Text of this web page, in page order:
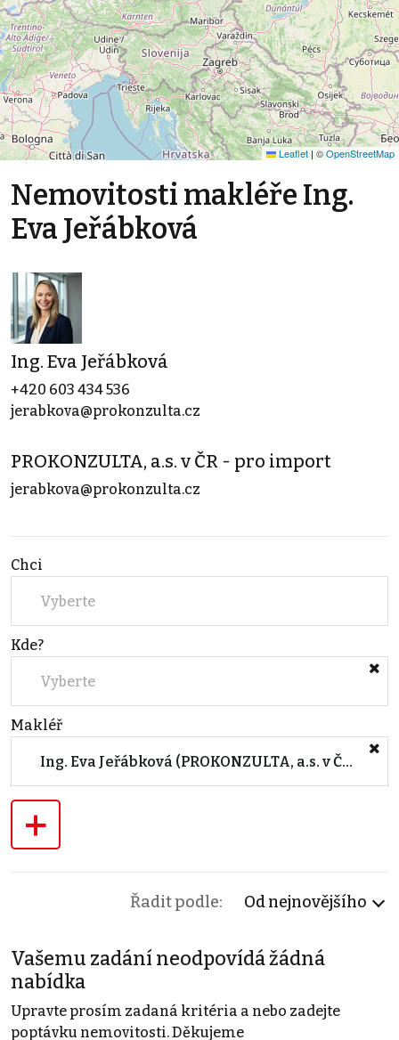
Leaflet | ©OpenStreetMap
Nemovitosti makléře Ing.
Eva Jeřábková
Ing. Eva Jeřábková
+420 603 434 536
jerabkova@prokonzulta.cz
PROKONZULTA, a.s. v ČR - pro import
jerabkova@prokonzulta.cz
Chci
Vyberte
Kde?
Vyberte
Makléř
Ing. Eva Jeřábková (PROKONZULTA, a.s. v ČR - pro import)
+
Řadit podle: Od nejnovějšího
Vašemu zadání neodpovídá žádná
nabídka
Upravte prosím zadaná kritéria a nebo zadejte
poptávku nemovitosti. Děkujeme